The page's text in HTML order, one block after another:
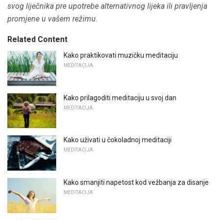
svog liječnika pre upotrebe alternativnog lijeka ili pravljenja
promjene u vašem režimu.
Related Content
Kako praktikovati muzičku meditaciju
MEDITACIJA
Kako prilagoditi meditaciju u svoj dan
MEDITACIJA
Kako uživati ​​u čokoladnoj meditaciji
MEDITACIJA
Kako smanjiti napetost kod vežbanja za disanje
MEDITACIJA